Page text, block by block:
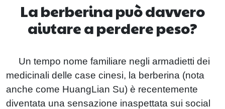
CardiovascolareDormire
per
Bevanda liquida Bustina di tè
Caramelle
La berberina può davvero
aiutare a perdere peso?
Un tempo nome familiare negli armadietti dei
medicinali delle case cinesi, la berberina (nota
anche come HuangLian Su) è recentemente
diventata una sensazione inaspettata sui social